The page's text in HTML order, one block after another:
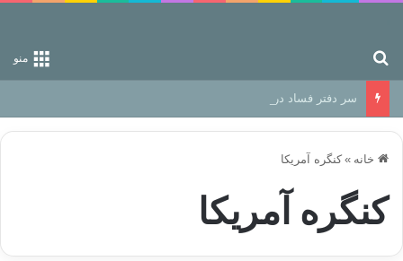
منو
سر دفتر فساد در زمین‌، دوری وکناره‌گیری از راه خداست‌!
خانه » کنگره آمریکا
کنگره آمریکا